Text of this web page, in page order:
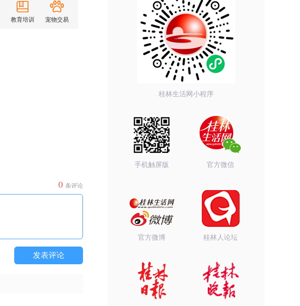
教育培训 宠物交易
0 条评论
发表评论
桂林生活网小程序
手机触屏版 官方微信
官方微博 桂林人论坛